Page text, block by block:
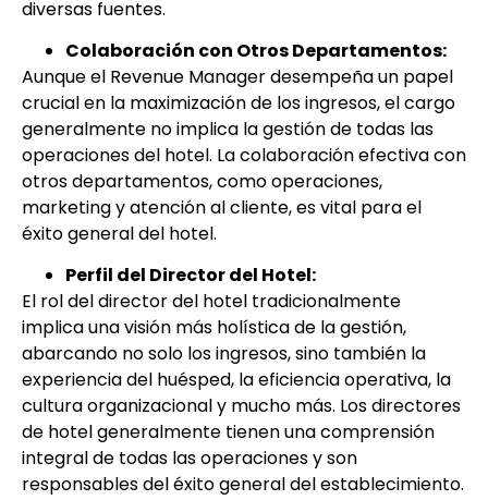
diversas fuentes.
Colaboración con Otros Departamentos:
Aunque el Revenue Manager desempeña un papel
crucial en la maximización de los ingresos, el cargo
generalmente no implica la gestión de todas las
operaciones del hotel. La colaboración efectiva con
otros departamentos, como operaciones,
marketing y atención al cliente, es vital para el
éxito general del hotel.
Perfil del Director del Hotel:
El rol del director del hotel tradicionalmente
implica una visión más holística de la gestión,
abarcando no solo los ingresos, sino también la
experiencia del huésped, la eficiencia operativa, la
cultura organizacional y mucho más. Los directores
de hotel generalmente tienen una comprensión
integral de todas las operaciones y son
responsables del éxito general del establecimiento.